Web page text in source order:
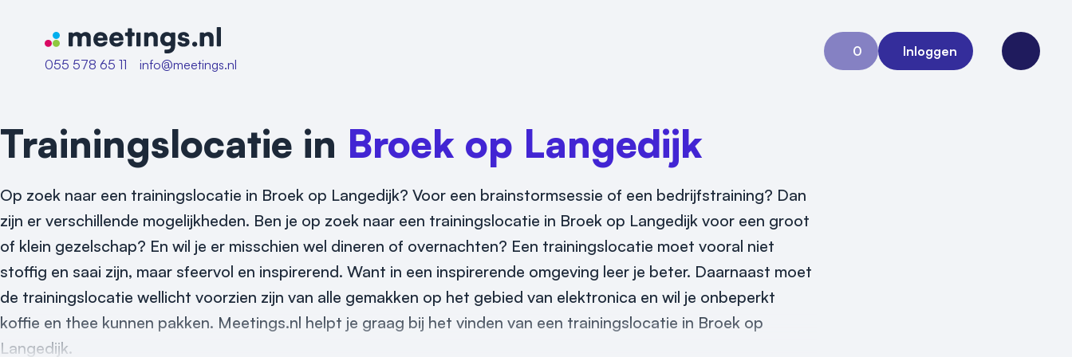
Naar home van Meetings
055 578 65 11
info@meetings.nl
0
Aanvraag 0
Inloggen
Open
Trainingslocatie in Broek op Langedijk
Op zoek naar een trainingslocatie in Broek op Langedijk? Voor een brainstormsessie of een bedrijfstraining? Dan
zijn er verschillende mogelijkheden. Ben je op zoek naar een trainingslocatie in Broek op Langedijk voor een groot
of klein gezelschap? En wil je er misschien wel dineren of overnachten? Een trainingslocatie moet vooral niet
stoffig en saai zijn, maar sfeervol en inspirerend. Want in een inspirerende omgeving leer je beter. Daarnaast moet
de trainingslocatie wellicht voorzien zijn van alle gemakken op het gebied van elektronica en wil je onbeperkt
koffie en thee kunnen pakken. Meetings.nl helpt je graag bij het vinden van een trainingslocatie in Broek op
Langedijk.